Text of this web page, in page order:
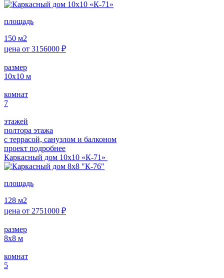
площадь
150 м2
цена от 3156000 ₽
размер
10х10 м
комнат
7
этажей
полтора этажа
с террасой, санузлом и балконом
проект подробнее
Каркасный дом 10х10 «К-71»
площадь
128 м2
цена от 2751000 ₽
размер
8х8 м
комнат
5